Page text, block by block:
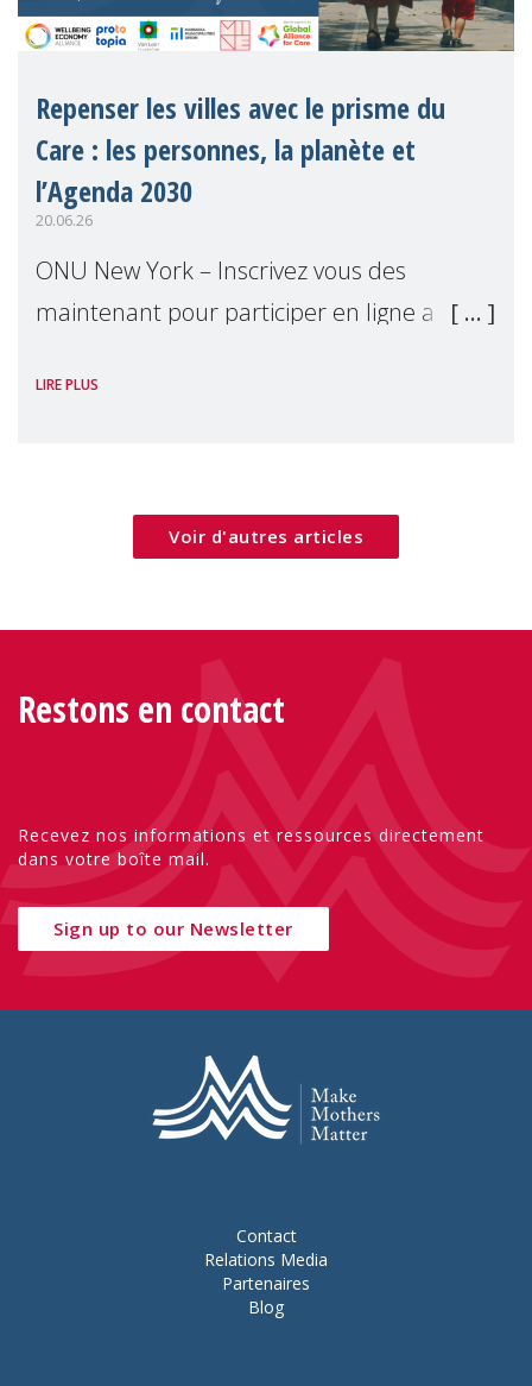
Repenser les villes avec le prisme du
Care : les personnes, la planète et
l’Agenda 2030
20.06.26
ONU New York – Inscrivez vous des
maintenant pour participer en ligne a
Politique de Haut Niveau 2026. Cet
LIRE PLUS
Voir d'autres articles
Restons en contact
Recevez nos informations et ressources directement
dans votre boîte mail.
Sign up to our Newsletter
Contact
Relations Media
Partenaires
Blog